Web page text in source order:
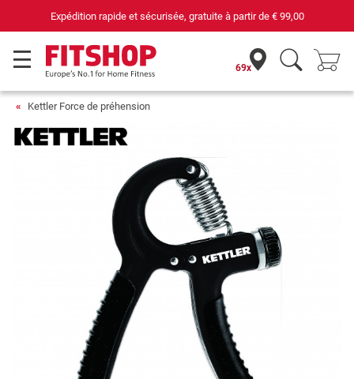
Expédition rapide et sécurisée, gratuite à partir de € 99,00
69x
Kettler Force de préhension